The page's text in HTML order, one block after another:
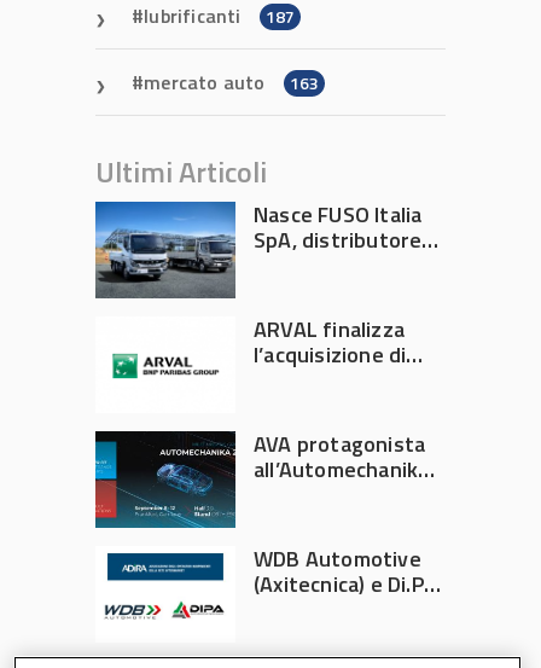
lubrificanti 187
mercato auto 163
Ultimi Articoli
Nasce FUSO Italia
SpA, distributore
ARVAL finalizza
l’acquisizione di
AVA protagonista
all’Automechanika
WDB Automotive
(Axitecnica) e Di.Pa.